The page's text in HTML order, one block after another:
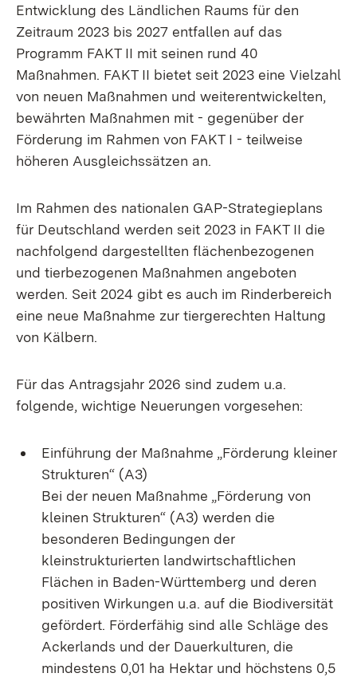
Entwicklung des Ländlichen Raums für den
Zeitraum 2023 bis 2027 entfallen auf das
Programm FAKT II mit seinen rund 40
Maßnahmen. FAKT II bietet seit 2023 eine Vielzahl
von neuen Maßnahmen und weiterentwickelten,
bewährten Maßnahmen mit - gegenüber der
Förderung im Rahmen von FAKT I - teilweise
höheren Ausgleichssätzen an.
Im Rahmen des nationalen GAP-Strategieplans
für Deutschland werden seit 2023 in FAKT II die
nachfolgend dargestellten flächenbezogenen
und tierbezogenen Maßnahmen angeboten
werden. Seit 2024 gibt es auch im Rinderbereich
eine neue Maßnahme zur tiergerechten Haltung
von Kälbern.
Für das Antragsjahr 2026 sind zudem u.a.
folgende, wichtige Neuerungen vorgesehen:
Einführung der Maßnahme „Förderung kleiner
Strukturen“ (A3)
Bei der neuen Maßnahme „Förderung von
kleinen Strukturen“ (A3) werden die
besonderen Bedingungen der
kleinstrukturierten landwirtschaftlichen
Flächen in Baden-Württemberg und deren
positiven Wirkungen u.a. auf die Biodiversität
gefördert. Förderfähig sind alle Schläge des
Ackerlands und der Dauerkulturen, die
mindestens 0,01 ha Hektar und höchstens 0,5